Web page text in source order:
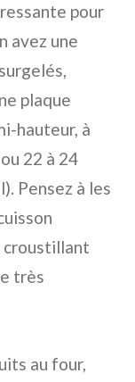
pour
avez une
plaque
hauteur, à
22 à 24
Pensez à les
croustillant
très
au four,